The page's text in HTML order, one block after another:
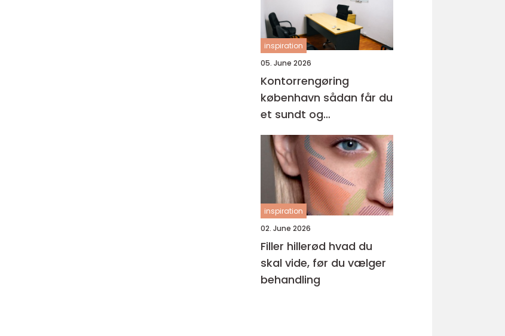
inspiration
05. June 2026
Kontorrengøring
københavn sådan får du
et sundt og
professionelt
arbejdsmiljø
inspiration
02. June 2026
Filler hillerød hvad du
skal vide, før du vælger
behandling